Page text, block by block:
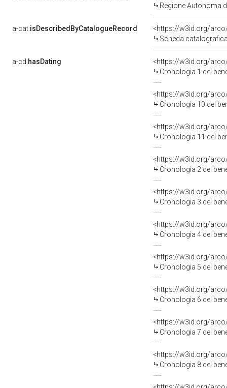
Regione Autonoma
a-cat:isDescribedByCatalogueRecord
Scheda
a-cd:hasDating
<https://w3id.org/
Cronologia 1 del
<https://w3id.org/
Cronologia 10 del
<https://w3id.org/
Cronologia 11 del
<https://w3id.org/
Cronologia 2 del
<https://w3id.org/
Cronologia 3 del
<https://w3id.org/
Cronologia 4 del
<https://w3id.org/
Cronologia 5 del
<https://w3id.org/
Cronologia 6 del
<https://w3id.org/
Cronologia 7 del
<https://w3id.org/
Cronologia 8 del